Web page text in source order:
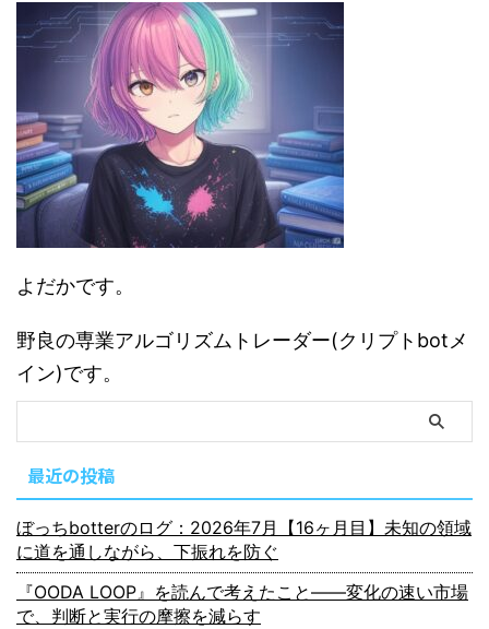
よだかです。
野良の専業アルゴリズムトレーダー(クリプトbotメ
イン)です。
最近の投稿
ぼっちbotterのログ：2026年7月【16ヶ月目】未知の領域
に道を通しながら、下振れを防ぐ
『OODA LOOP』を読んで考えたこと――変化の速い市場
で、判断と実行の摩擦を減らす